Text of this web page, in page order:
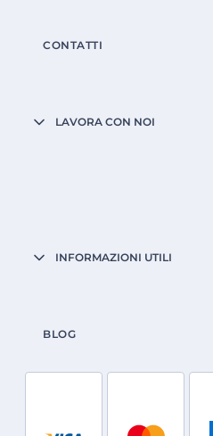
CONTATTI
LAVORA CON NOI
INFORMAZIONI UTILI
BLOG